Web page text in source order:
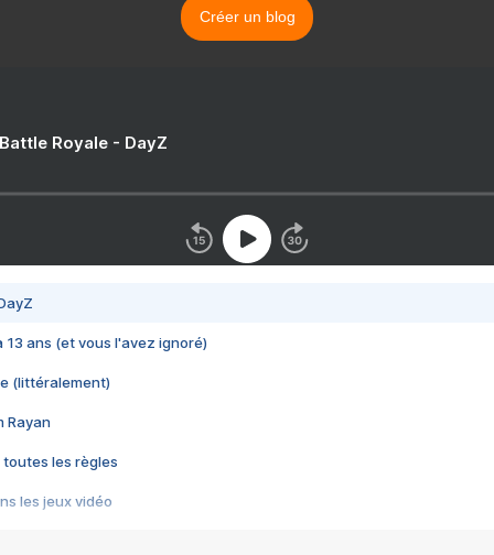
Créer un blog
Royale - DayZ
13 ans (et vous l'avez ignoré)
(littéralement)
Rayan
toutes les règles
les jeux vidéo